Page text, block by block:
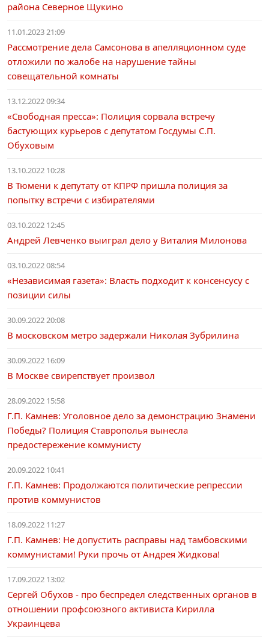
района Северное Щукино
11.01.2023 21:09
Рассмотрение дела Самсонова в апелляционном суде
отложили по жалобе на нарушение тайны
совещательной комнаты
13.12.2022 09:34
«Свободная пресса»: Полиция сорвала встречу
бастующих курьеров с депутатом Госдумы С.П.
Обуховым
13.10.2022 10:28
В Тюмени к депутату от КПРФ пришла полиция за
попытку встречи с избирателями
03.10.2022 12:45
Андрей Левченко выиграл дело у Виталия Милонова
03.10.2022 08:54
«Независимая газета»: Власть подходит к консенсусу с
позиции силы
30.09.2022 20:08
В московском метро задержали Николая Зубрилина
30.09.2022 16:09
В Москве свирепствует произвол
28.09.2022 15:58
Г.П. Камнев: Уголовное дело за демонстрацию Знамени
Победы? Полиция Ставрополья вынесла
предостережение коммунисту
20.09.2022 10:41
Г.П. Камнев: Продолжаются политические репрессии
против коммунистов
18.09.2022 11:27
Г.П. Камнев: Не допустить расправы над тамбовскими
коммунистами! Руки прочь от Андрея Жидкова!
17.09.2022 13:02
Сергей Обухов - про беспредел следственных органов в
отношении профсоюзного активиста Кирилла
Украинцева